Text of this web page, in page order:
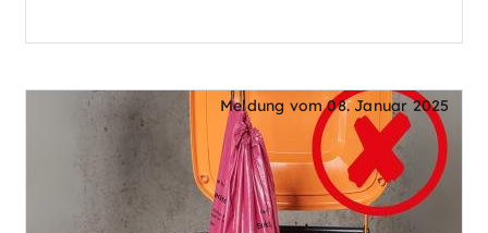
Meldung vom 08. Januar 2025